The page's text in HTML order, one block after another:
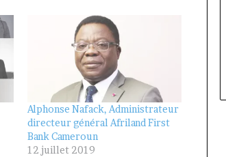
Alphonse Nafack, Administrateur
directeur général Afriland First
Bank Cameroun
12 juillet 2019